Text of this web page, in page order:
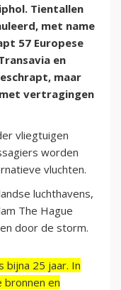
Tientallen
met name
57 Europese
en
maar
vertragingen
vliegtuigen
worden
vluchten.
luchthavens,
The Hague
door de storm.
bijna 25 jaar. In
bronnen en